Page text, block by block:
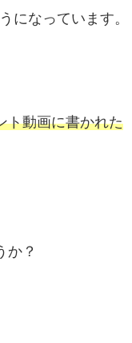
になっています。
ト動画に書かれた
か？